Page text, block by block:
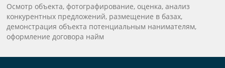
Осмотр объекта, фотографирование, оценка, анализ
конкурентных предложений, размещение в базах,
демонстрация объекта потенциальным нанимателям,
оформление договора найм